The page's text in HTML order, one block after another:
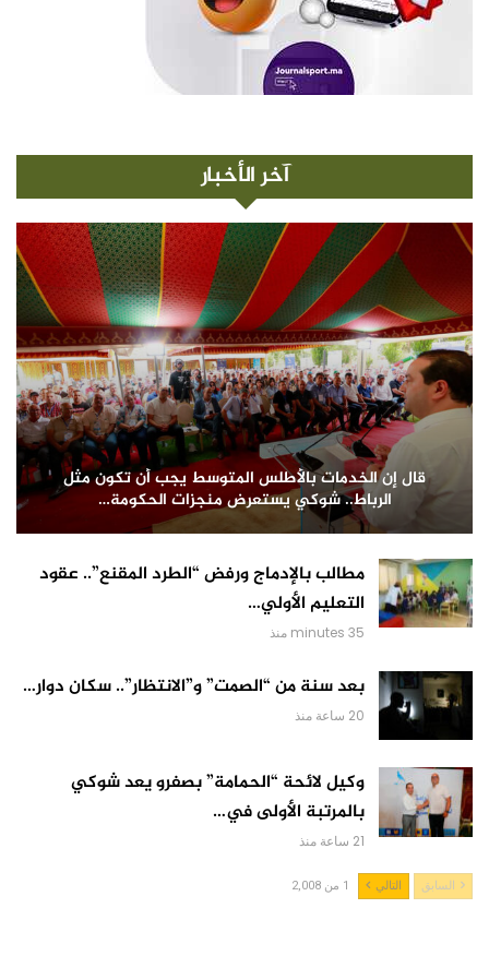
آخر الأخبار
قال إن الخدمات بالأطلس المتوسط يجب أن تكون مثل
الرباط.. شوكي يستعرض منجزات الحكومة…
مطالب بالإدماج ورفض “الطرد المقنع”.. عقود
التعليم الأولي…
35 minutes منذ
بعد سنة من “الصمت” و”الانتظار”.. سكان دوار…
20 ساعة منذ
وكيل لائحة “الحمامة” بصفرو يعد شوكي
بالمرتبة الأولى في…
21 ساعة منذ
السابق التالي 1 من 2,008